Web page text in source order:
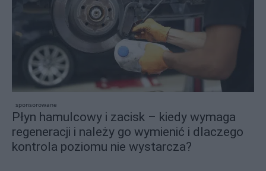
sponsorowane
Płyn hamulcowy i zacisk – kiedy wymaga
regeneracji i należy go wymienić i dlaczego
kontrola poziomu nie wystarcza?